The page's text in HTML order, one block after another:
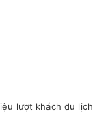
lượt khách du lịch